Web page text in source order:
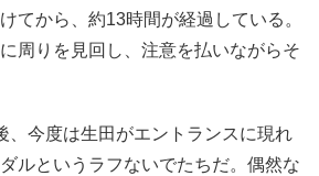
てから、約13時間が経過している。
周りを見回し、注意を払いながらそ
今度は生田がエントランスに現れ
ルというラフないでたちだ。偶然な